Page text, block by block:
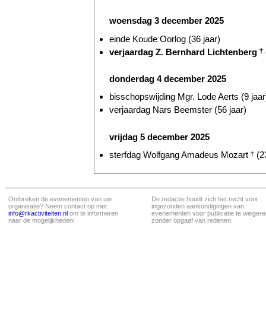
woensdag 3 december 2025
einde Koude Oorlog (36 jaar)
verjaardag Z. Bernhard Lichtenberg †
donderdag 4 december 2025
bisschopswijding Mgr. Lode Aerts (9
verjaardag Nars Beemster (56 jaar)
vrijdag 5 december 2025
sterfdag Wolfgang Amadeus Mozart †
Ontbreken de evenementen van uw
organisatie? Neem contact op met
info@rkactiviteiten.nl om te informeren
naar de mogelijkheden!
De redactie houdt zich het recht voor
ingezonden aankondigingen van
evenementen voor publicatie te
zonder opgaaf van redenen.